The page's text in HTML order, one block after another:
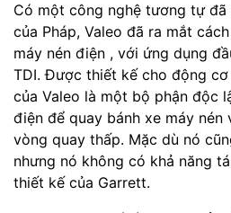
Có một công nghệ tương tự đã
của Pháp, Valeo đã ra mắt
máy nén điện , với ứng dụng
TDI. Được thiết kế cho động
của Valeo là một bộ phận độc
điện để quay bánh xe máy
vòng quay thấp. Mặc dù nó
nhưng nó không có khả năng
thiết kế của Garrett.